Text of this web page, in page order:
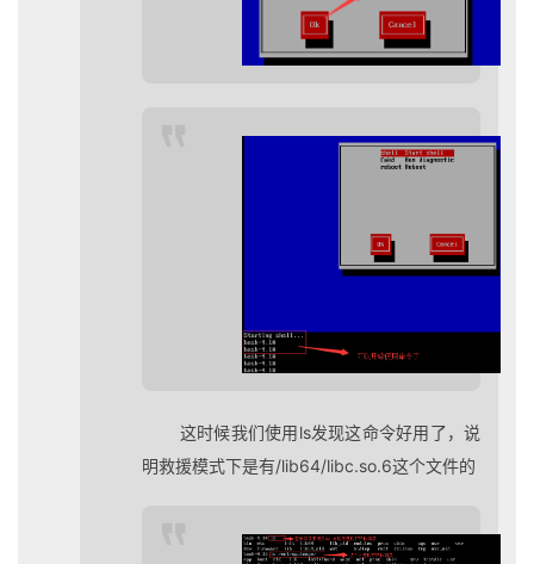
这时候我们使用ls发现这命令好用了，说
明救援模式下是有/lib64/libc.so.6这个文件的